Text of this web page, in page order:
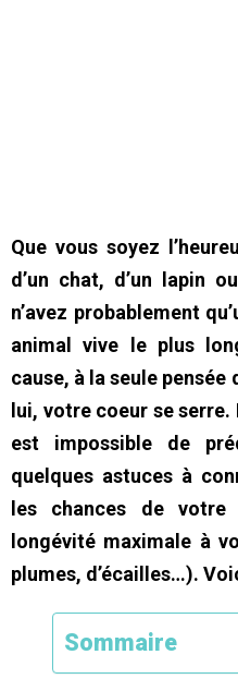
Que vous soyez
d’un chat, d’un lapin
n’avez probablement
animal vive le plus
cause, à la seule
lui, votre coeur se serre.
est impossible de
quelques astuces à
les chances de votre
longévité maximale à
plumes, d’écailles…).
Sommaire